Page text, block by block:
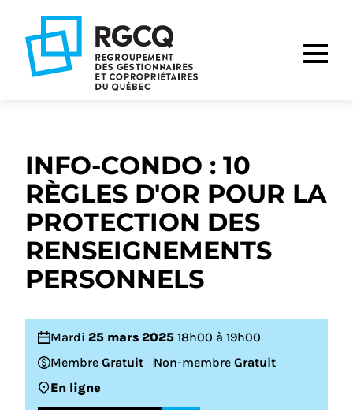
navigation
principale
contenu
INFO-CONDO : 10
RÈGLES D'OR POUR LA
PROTECTION DES
RENSEIGNEMENTS
PERSONNELS
Mardi 25 mars 2025 18h00 à 19h00
Membre Gratuit Non-membre Gratuit
En ligne